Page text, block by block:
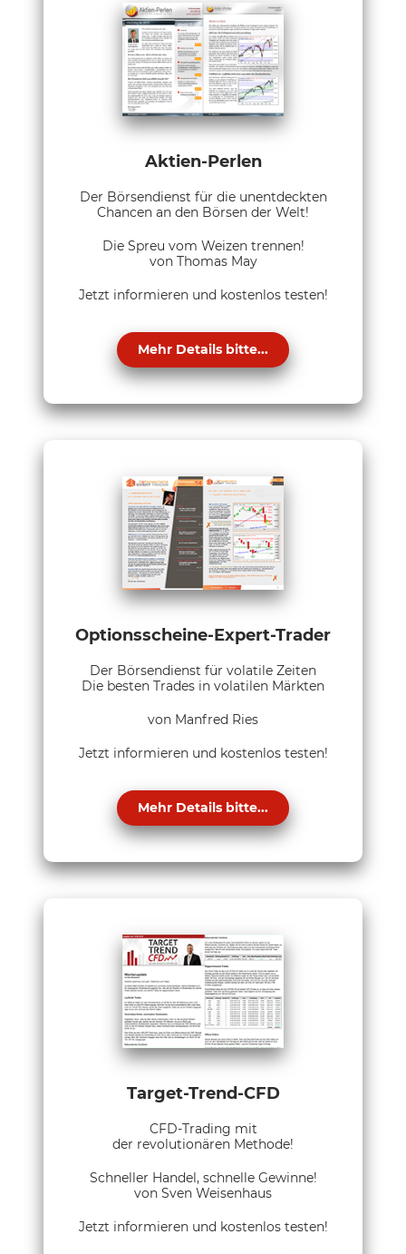
Aktien-Perlen
Der Börsendienst für die unentdeckten
Chancen an den Börsen der Welt!
Die Spreu vom Weizen trennen!
von Thomas May
Jetzt informieren und kostenlos testen!
Mehr Details bitte...
Optionsscheine-Expert-Trader
Der Börsendienst für volatile Zeiten
Die besten Trades in volatilen Märkten
von Manfred Ries
Jetzt informieren und kostenlos testen!
Mehr Details bitte...
Target-Trend-CFD
CFD-Trading mit
der revolutionären Methode!
Schneller Handel, schnelle Gewinne!
von Sven Weisenhaus
Jetzt informieren und kostenlos testen!